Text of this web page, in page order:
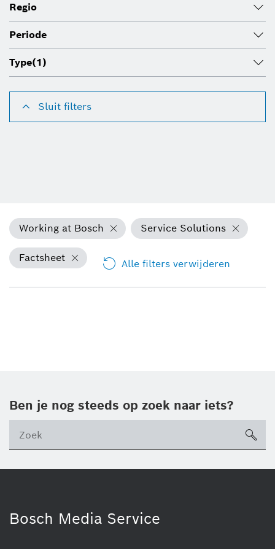
Regio
Periode
Type(1)
Sluit filters
Working at Bosch Service Solutions
Factsheet Alle filters verwijderen
Ben je nog steeds op zoek naar iets?
Bosch Media Service